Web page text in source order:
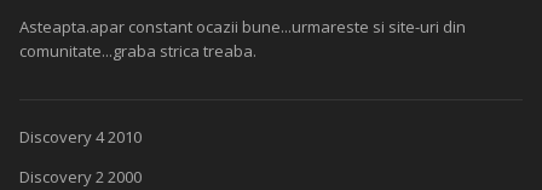
Asteapta.apar constant ocazii bune...urmareste si site-uri din
comunitate...graba strica treaba.
Discovery 4 2010
Discovery 2 2000